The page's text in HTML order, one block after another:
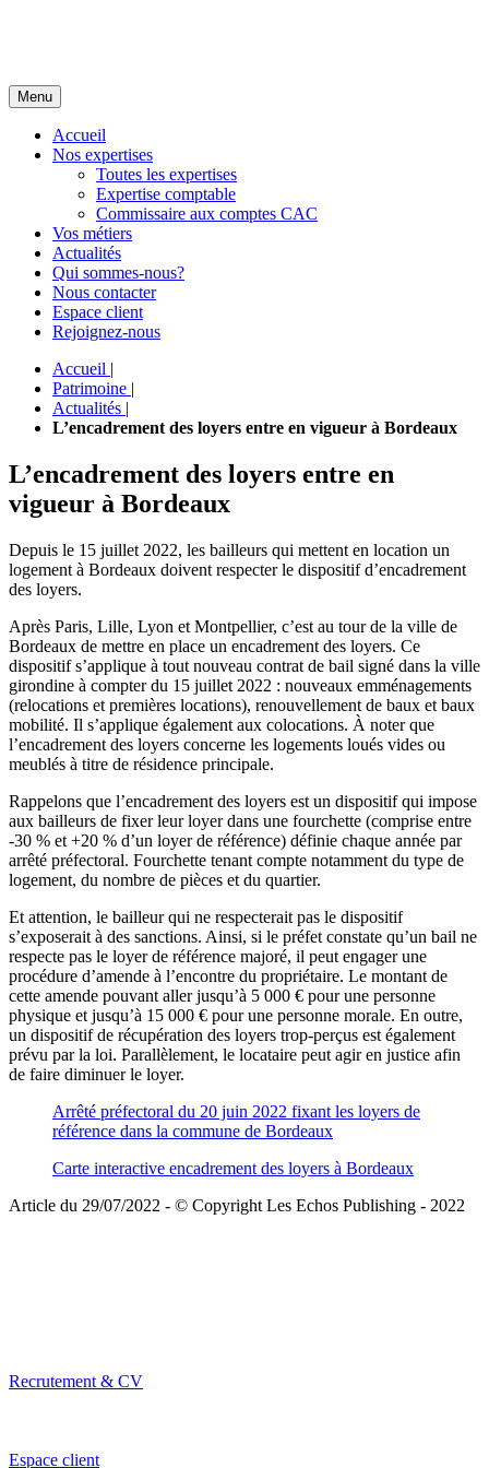
Menu
Accueil
Nos expertises
Toutes les expertises
Expertise comptable
Commissaire aux comptes CAC
Vos métiers
Actualités
Qui sommes-nous?
Nous contacter
Espace client
Rejoignez-nous
Accueil |
Patrimoine |
Actualités |
L’encadrement des loyers entre en vigueur à Bordeaux
L’encadrement des loyers entre en
vigueur à Bordeaux
Depuis le 15 juillet 2022, les bailleurs qui mettent en location un
logement à Bordeaux doivent respecter le dispositif d’encadrement
des loyers.
Après Paris, Lille, Lyon et Montpellier, c’est au tour de la ville de
Bordeaux de mettre en place un encadrement des loyers. Ce
dispositif s’applique à tout nouveau contrat de bail signé dans la ville
girondine à compter du 15 juillet 2022 : nouveaux emménagements
(relocations et premières locations), renouvellement de baux et baux
mobilité. Il s’applique également aux colocations. À noter que
l’encadrement des loyers concerne les logements loués vides ou
meublés à titre de résidence principale.
Rappelons que l’encadrement des loyers est un dispositif qui impose
aux bailleurs de fixer leur loyer dans une fourchette (comprise entre
-30 % et +20 % d’un loyer de référence) définie chaque année par
arrêté préfectoral. Fourchette tenant compte notamment du type de
logement, du nombre de pièces et du quartier.
Et attention, le bailleur qui ne respecterait pas le dispositif
s’exposerait à des sanctions. Ainsi, si le préfet constate qu’un bail ne
respecte pas le loyer de référence majoré, il peut engager une
procédure d’amende à l’encontre du propriétaire. Le montant de
cette amende pouvant aller jusqu’à 5 000 € pour une personne
physique et jusqu’à 15 000 € pour une personne morale. En outre,
un dispositif de récupération des loyers trop-perçus est également
prévu par la loi. Parallèlement, le locataire peut agir en justice afin
de faire diminuer le loyer.
Arrêté préfectoral du 20 juin 2022 fixant les loyers de
référence dans la commune de Bordeaux
Carte interactive encadrement des loyers à Bordeaux
Article du 29/07/2022 - © Copyright Les Echos Publishing - 2022
Recrutement & CV
Espace client